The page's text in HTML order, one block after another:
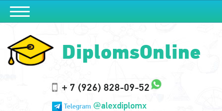
DiplomsOnline
+ 7 (926) 828-09-52
Telegram @alexdiplomx